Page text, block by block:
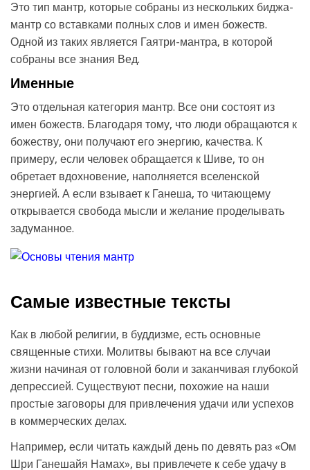
Это тип мантр, которые собраны из нескольких биджа-
мантр со вставками полных слов и имен божеств.
Одной из таких является Гаятри-мантра, в которой
собраны все знания Вед.
Именные
Это отдельная категория мантр. Все они состоят из
имен божеств. Благодаря тому, что люди обращаются к
божеству, они получают его энергию, качества. К
примеру, если человек обращается к Шиве, то он
обретает вдохновение, наполняется вселенской
энергией. А если взывает к Ганеша, то читающему
открывается свобода мысли и желание проделывать
задуманное.
Самые известные тексты
Как в любой религии, в буддизме, есть основные
священные стихи. Молитвы бывают на все случаи
жизни начиная от головной боли и заканчивая глубокой
депрессией. Существуют песни, похожие на наши
простые заговоры для привлечения удачи или успехов
в коммерческих делах.
Например, если читать каждый день по девять раз «Ом
Шри Ганешайя Намах», вы привлечете к себе удачу в